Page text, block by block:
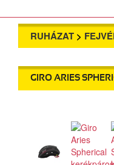
RUHÁZAT >
GIRO ARIES